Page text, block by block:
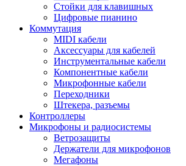
Стойки для клавишных
Цифровые пианино
Коммутация
MIDI кабели
Аксессуары для кабелей
Инструментальные кабели
Компонентные кабели
Микрофонные кабели
Переходники
Штекера, разъемы
Контроллеры
Микрофоны и радиосистемы
Ветрозащиты
Держатели для микрофонов
Мегафоны